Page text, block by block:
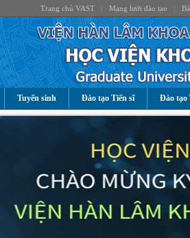
Trang chủ VAST Mạng lưới đào tạo
Tuyển sinh Đào tạo Tiến sĩ Đào tạo